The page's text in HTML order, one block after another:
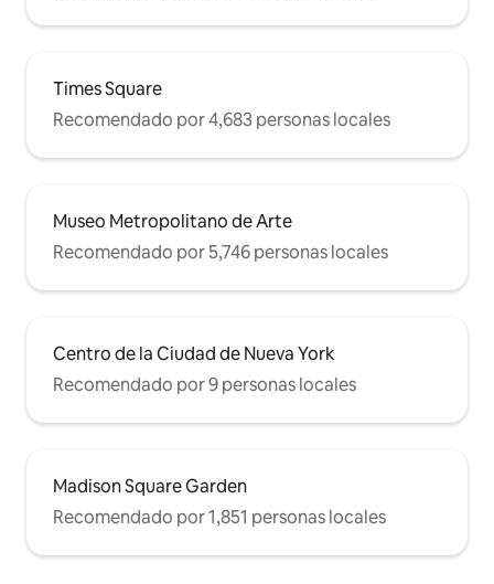
Times Square
Recomendado por 4,683 personas locales
Museo Metropolitano de Arte
Recomendado por 5,746 personas locales
Centro de la Ciudad de Nueva York
Recomendado por 9 personas locales
Madison Square Garden
Recomendado por 1,851 personas locales